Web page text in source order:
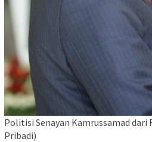
Politisi Senayan Kamrussamad dari
Pribadi)